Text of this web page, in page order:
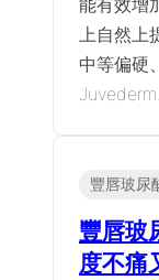
上自然
中等偏硬
Juvederm…
豐唇玻尿
豐唇玻
度不痛